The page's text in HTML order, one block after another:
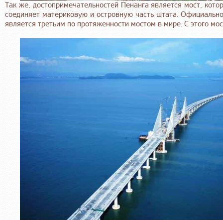
Так же, достопримечательностей Пенанга является мост,
соединяет материковую и островную часть штата.
является третьим по протяженности мостом в мире. С этого